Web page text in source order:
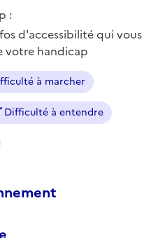
:
d'accessibilité qui vous
votre handicap
à marcher
Difficulté à entendre